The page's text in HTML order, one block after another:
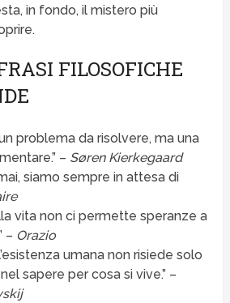
in fondo, il mistero più
FILOSOFICHE
problema da risolvere, ma una
– Søren Kierkegaard
siamo sempre in attesa di
vita non ci permette speranze a
– Orazio
umana non risiede solo
sapere per cosa si vive.” –